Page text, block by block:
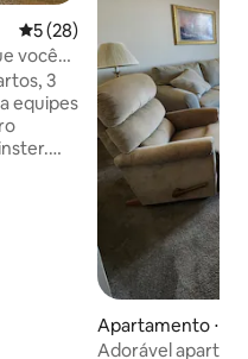
5 de uma avaliação média
5 (28)
você
3
equipes
Apartamento ⋅
Adorável